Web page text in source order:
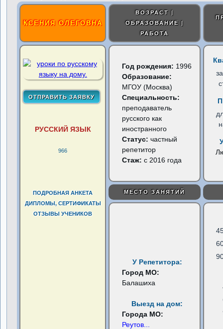
КСЕНИЯ ОЛЕГОВНА
ВОЗРАСТ |
ОБРАЗОВАНИЕ |
РАБОТА
РУССКИЙ ЯЗЫК
966
ПОДРОБНАЯ АНКЕТА
ДИПЛОМЫ, СЕРТИФИКАТЫ
ОТЗЫВЫ УЧЕНИКОВ
Год рождения: 1996
Образование:
МГОУ (Москва)
Специальность:
преподаватель
русского как
иностранного
Статус:частный
репетитор
Стаж: с 2016 года
МЕСТО ЗАНЯТИЙ
У Репетитора:
Город МО:
Балашиха
Выезд на дом:
Города МО:
Реутов